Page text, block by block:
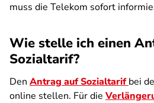
muss die Telekom sofort
Wie stelle ich einen
Sozialtarif?
Den Antrag auf Sozialtarif bei
online stellen. Für die